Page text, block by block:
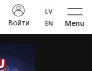
Menu
Войти